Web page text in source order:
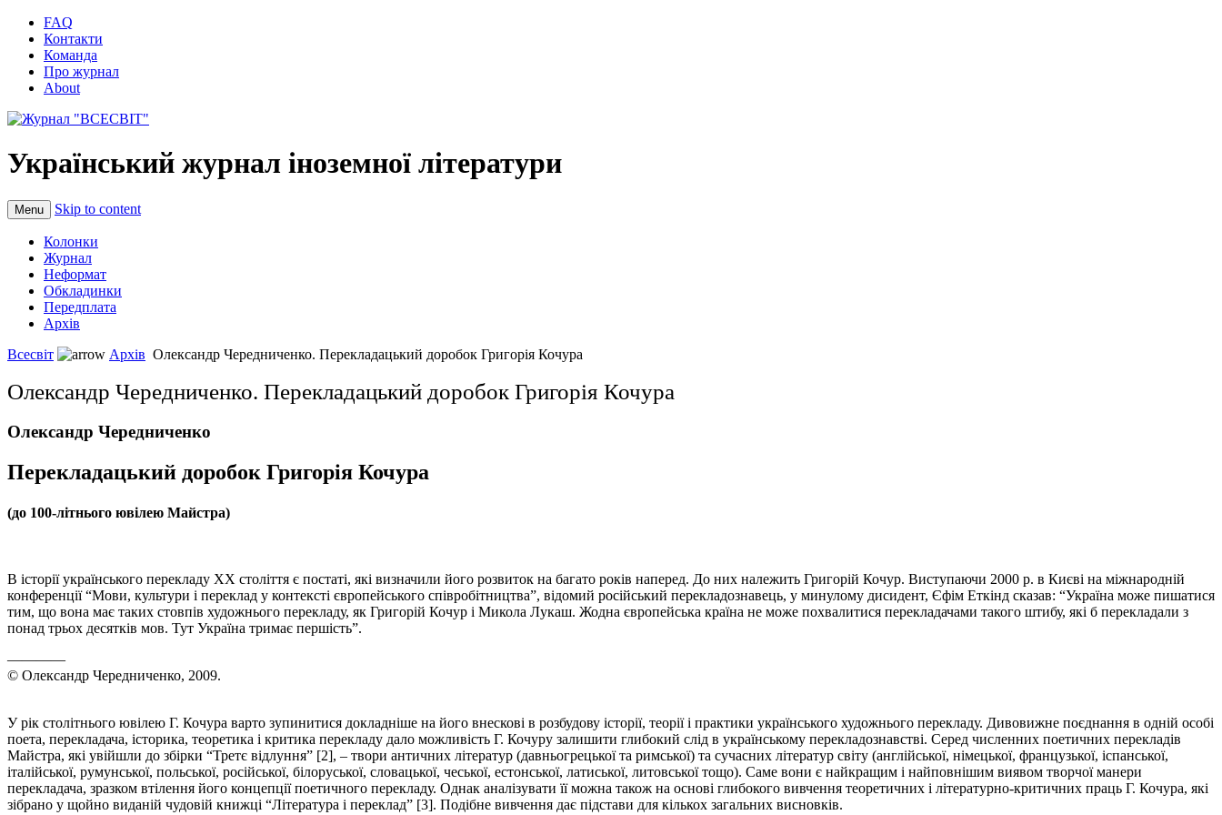
FAQ
Контакти
Команда
Про журнал
About
Український журнал іноземної літератури
Menu Skip to content
Колонки
Журнал
Неформат
Обкладинки
Передплата
Архів
Всесвіт
Архів Олександр Чередниченко. Перекладацький доробок Григорія Кочура
Олександр Чередниченко. Перекладацький доробок Григорія Кочура
Олександр Чередниченко
Перекладацький доробок Григорія Кочура
(до 100-літнього ювілею Майстра)
В історії українського перекладу ХХ століття є постаті, які визначили його розвиток на багато років наперед. До них належить Григорій Кочур. Виступаючи 2000 р. в Києві на міжнародній
конференції “Мови, культури і переклад у контексті європейського співробітництва”, відомий російський перекладознавець, у минулому дисидент, Єфім Еткінд сказав: “Україна може пишатися
тим, що вона має таких стовпів художнього перекладу, як Григорій Кочур і Микола Лукаш. Жодна європейська країна не може похвалитися перекладачами такого штибу, які б перекладали з
понад трьох десятків мов. Тут Україна тримає першість”.
————
© Олександр Чередниченко, 2009.
У рік столітнього ювілею Г. Кочура варто зупинитися докладніше на його внескові в розбудову історії, теорії і практики українського художнього перекладу. Дивовижне поєднання в одній особі
поета, перекладача, історика, теоретика і критика перекладу дало можливість Г. Кочуру залишити глибокий слід в українському перекладознавстві. Серед численних поетичних перекладів
Майстра, які увійшли до збірки “Третє відлуння” [2], – твори античних літератур (давньогрецької та римської) та сучасних літератур світу (англійської, німецької, французької, іспанської,
італійської, румунської, польської, російської, білоруської, словацької, чеської, естонської, латиської, литовської тощо). Саме вони є найкращим і найповнішим виявом творчої манери
перекладача, зразком втілення його концепції поетичного перекладу. Однак аналізувати її можна також на основі глибокого вивчення теоретичних і літературно-критичних праць Г. Кочура, які
зібрано у щойно виданій чудовій книжці “Література і переклад” [3]. Подібне вивчення дає підстави для кількох загальних висновків.